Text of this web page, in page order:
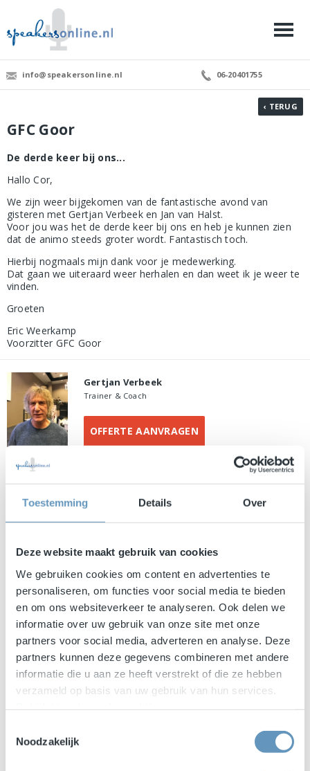
Toestemming Details Over
Deze website maakt gebruik van cookies
We gebruiken cookies om content en advertenties te
personaliseren, om functies voor social media te bieden
en om ons websiteverkeer te analyseren. Ook delen we
informatie over uw gebruik van onze site met onze
partners voor social media, adverteren en analyse. Deze
partners kunnen deze gegevens combineren met andere
informatie die u aan ze heeft verstrekt of die ze hebben
verzameld op basis van uw gebruik van hun services.
Noodzakelijk
info@speakersonline.nl 06-20401755
‹ TERUG
GFC Goor
De derde keer bij ons...
Hallo Cor,
We zijn weer bijgekomen van de fantastische avond van
gisteren met Gertjan Verbeek en Jan van Halst.
Voor jou was het de derde keer bij ons en heb je kunnen zien
dat de animo steeds groter wordt. Fantastisch toch.
Hierbij nogmaals mijn dank voor je medewerking.
Dat gaan we uiteraard weer herhalen en dan weet ik je weer te
vinden.
Groeten
Eric Weerkamp
Voorzitter GFC Goor
Gertjan Verbeek
Trainer & Coach
OFFERTE AANVRAGEN
Jan van Halst
Commercieel manager, ex profvoetballer en analyticus
OFFERTE AANVRAGEN
Waarom Speakers Online?
Ruim 30 jaar ervaring
Exclusieve sprekers
Betrokken